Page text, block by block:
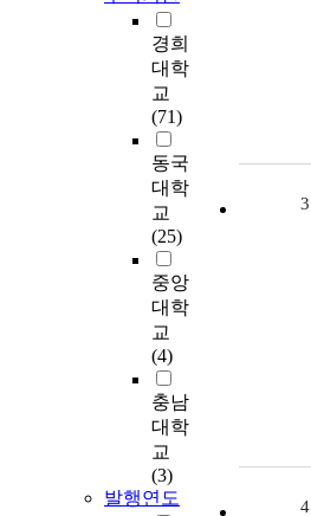
경희
대학
교
(71)
동국
대학
교
(25)
중앙
대학
교
(4)
충남
대학
교
(3)
발행연도
3
4